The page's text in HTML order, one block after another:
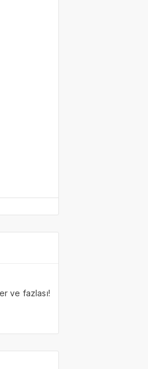
ve fazlası!